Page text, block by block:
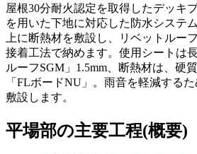
屋根30分耐火認定を取得したデッキ
を用いた下地に対応した防水システ
上に断熱材を敷設し、リベットルー
接着工法で納めます。使用シートは
ルーフSGM」1.5mm、断熱材は、硬
「FLボードNU」。雨音を軽減する
敷設します。
平場部の主要工程(概要)